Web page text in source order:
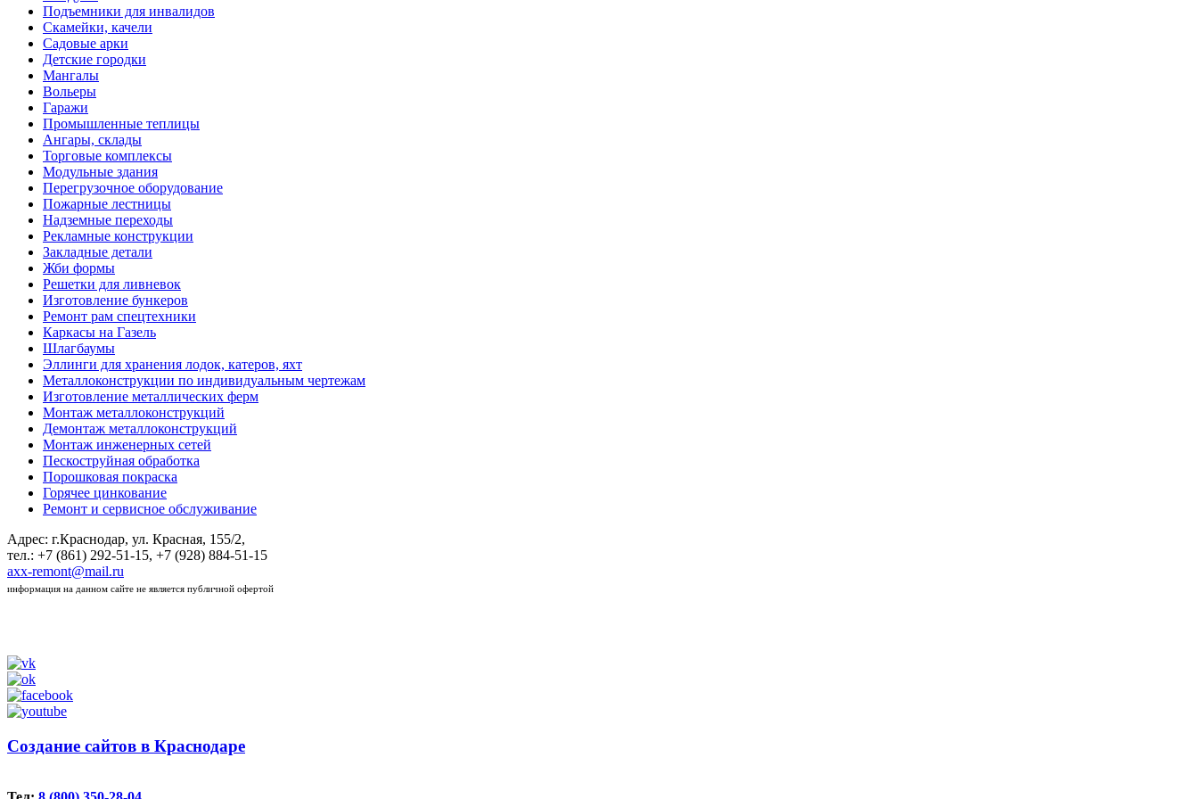
Подъемники для инвалидов
Скамейки, качели
Садовые арки
Детские городки
Мангалы
Вольеры
Гаражи
Промышленные теплицы
Ангары, склады
Торговые комплексы
Модульные здания
Перегрузочное оборудование
Пожарные лестницы
Надземные переходы
Рекламные конструкции
Закладные детали
Жби формы
Решетки для ливневок
Изготовление бункеров
Ремонт рам спецтехники
Каркасы на Газель
Шлагбаумы
Эллинги для хранения лодок, катеров, яхт
Металлоконструкции по индивидуальным чертежам
Изготовление металлических ферм
Монтаж металлоконструкций
Демонтаж металлоконструкций
Монтаж инженерных сетей
Пескоструйная обработка
Порошковая покраска
Горячее цинкование
Ремонт и сервисное обслуживание
Адрес: г.Краснодар, ул. Красная, 155/2,
тел.: +7 (861) 292-51-15, +7 (928) 884-51-15
axx-remont@mail.ru
информация на данном сайте не является публичной офертой
Создание сайтов в Краснодаре